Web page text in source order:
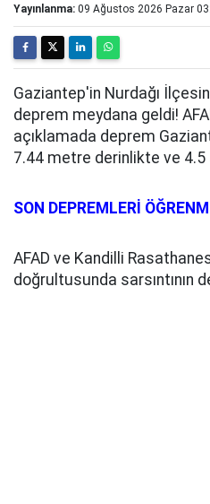
Yayınlanma: 09 Ağustos 2026 Pazar
Gaziantep'in Nurdağı
deprem meydana geldi!
açıklamada deprem
7.44 metre derinlikte ve
SON DEPREMLERİ
AFAD ve Kandilli
doğrultusunda sarsıntının